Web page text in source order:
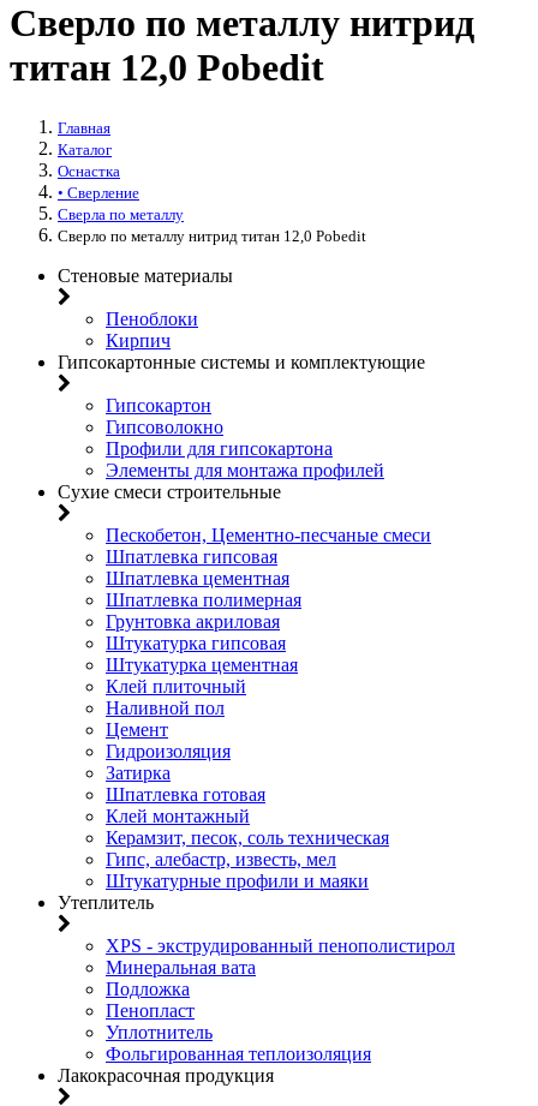
Сверло по металлу нитрид
титан 12,0 Pobedit
Главная
Каталог
Оснастка
• Сверление
Сверла по металлу
Сверло по металлу нитрид титан 12,0 Pobedit
Стеновые материалы
Пеноблоки
Кирпич
Гипсокартонные системы и комплектующие
Гипсокартон
Гипсоволокно
Профили для гипсокартона
Элементы для монтажа профилей
Сухие смеси строительные
Пескобетон, Цементно-песчаные смеси
Шпатлевка гипсовая
Шпатлевка цементная
Шпатлевка полимерная
Грунтовка акриловая
Штукатурка гипсовая
Штукатурка цементная
Клей плиточный
Наливной пол
Цемент
Гидроизоляция
Затирка
Шпатлевка готовая
Клей монтажный
Керамзит, песок, соль техническая
Гипс, алебастр, известь, мел
Штукатурные профили и маяки
Утеплитель
XPS - экструдированный пенополистирол
Минеральная вата
Подложка
Пенопласт
Уплотнитель
Фольгированная теплоизоляция
Лакокрасочная продукция